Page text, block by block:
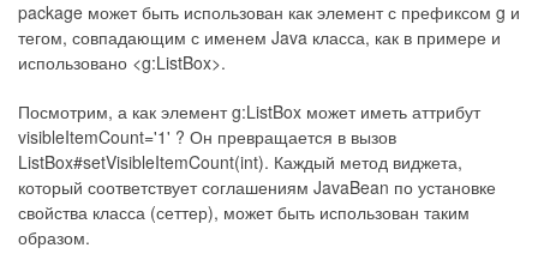
package может быть использован как элемент с префиксом g и
тегом, совпадающим с именем Java класса, как в примере и
использовано <g:ListBox>.
Посмотрим, а как элемент g:ListBox может иметь аттрибут
visibleItemCount='1' ? Он превращается в вызов
ListBox#setVisibleItemCount(int). Каждый метод виджета,
который соответствует соглашениям JavaBean по установке
свойства класса (сеттер), может быть использован таким
образом.